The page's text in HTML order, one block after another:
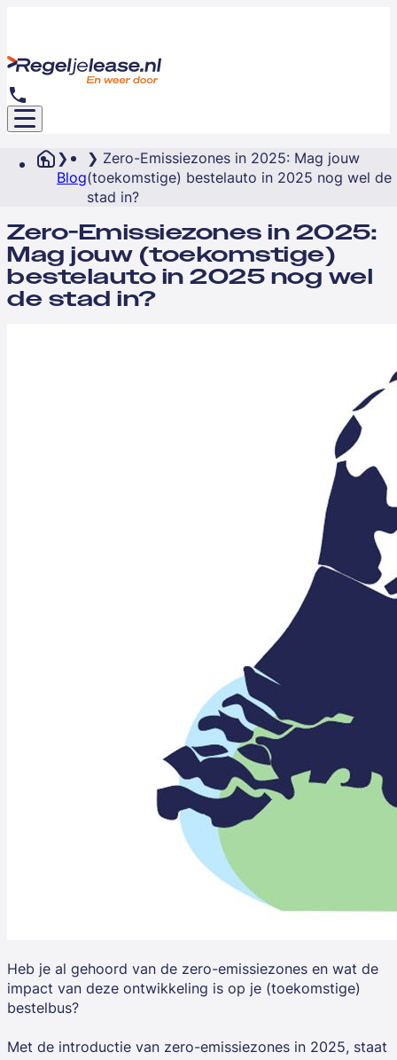
Blog
Zero-Emissiezones in 2025: Mag jouw
(toekomstige) bestelauto in 2025 nog wel de
stad in?
Zero-Emissiezones in 2025:
Mag jouw (toekomstige)
bestelauto in 2025 nog wel
de stad in?
Heb je al gehoord van de zero-emissiezones en wat de
impact van deze ontwikkeling is op je (toekomstige)
bestelbus?
Met de introductie van zero-emissiezones in 2025, staat